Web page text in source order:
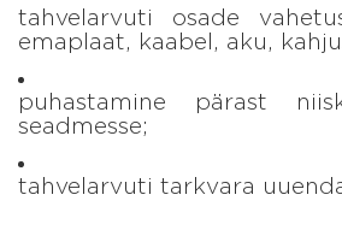
tahvelarvuti osade
emaplaat, kaabel, aku,
puhastamine pärast
seadmesse;
tahvelarvuti tarkvara